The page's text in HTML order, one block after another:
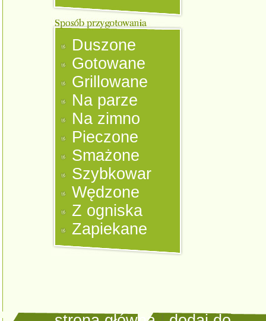
Duszone
Gotowane
Grillowane
Na parze
Na zimno
Pieczone
Smażone
Szybkowar
Wędzone
Z ogniska
Zapiekane